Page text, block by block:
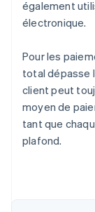
également
électronique.
Pour les
total dépasse
client peut
moyen de
tant que
plafond.
Australie